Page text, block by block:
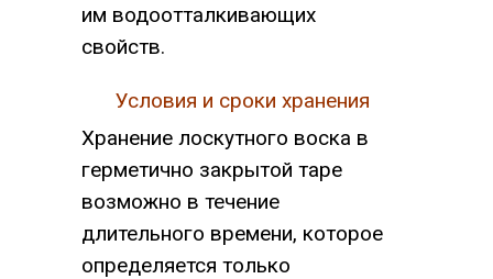
им водоотталкивающих
свойств.
Условия и сроки хранения
Хранение лоскутного воска в
герметично закрытой таре
возможно в течение
длительного времени, которое
определяется только